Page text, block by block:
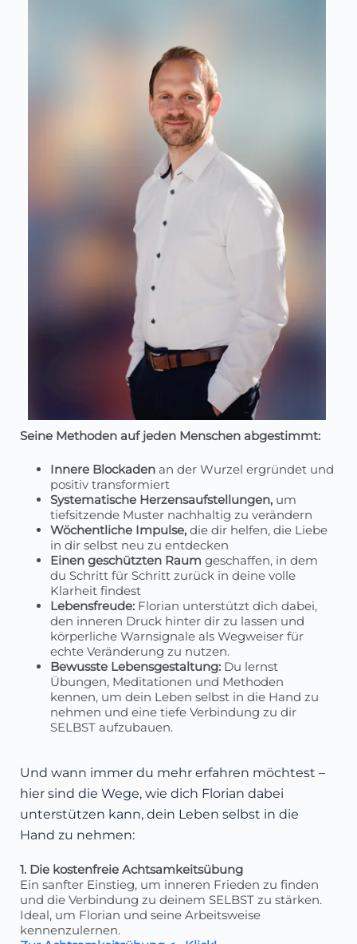
Seine Methoden auf jeden Menschen abgestimmt:
Innere Blockadenan der Wurzel ergründet und
positiv transformiert
Systematische Herzensaufstellungen,um
tiefsitzende Muster nachhaltig zu verändern
Wöchentliche Impulse,die dir helfen, die Liebe
in dir selbst neu zu entdecken
Einen geschützten Raum geschaffen, in dem
du Schritt für Schritt zurück in deine volle
Klarheit findest
Lebensfreude:Florian unterstützt dich dabei,
den inneren Druck hinter dir zu lassen und
körperliche Warnsignale als Wegweiser für
echte Veränderung zu nutzen.
Bewusste Lebensgestaltung:Du lernst
Übungen, Meditationen und Methoden
kennen, um dein Leben selbst in die Hand zu
nehmen und eine tiefe Verbindung zu dir
SELBST aufzubauen.
Und wann immer du mehr erfahren möchtest –
hier sind die Wege, wie dich Florian dabei
unterstützen kann, dein Leben selbst in die
Hand zu nehmen:
1. Die kostenfreie Achtsamkeitsübung
Ein sanfter Einstieg, um inneren Frieden zu finden
und die Verbindung zu deinem SELBST zu stärken.
Ideal, um Florian und seine Arbeitsweise
kennenzulernen.